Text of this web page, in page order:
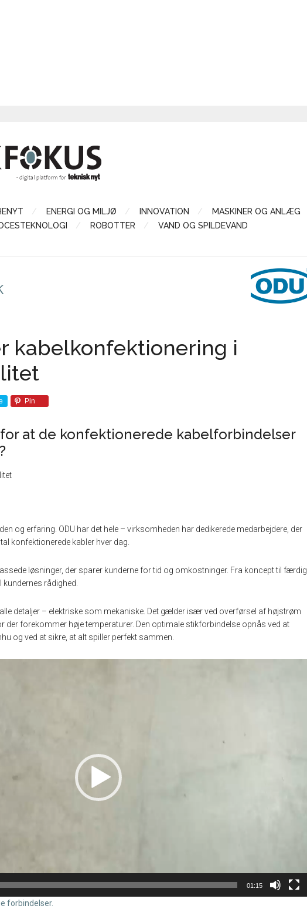
ENERGI OG MILJØ INNOVATION MASKINER OG ANLÆG
ROBOTTER VAND OG SPILDEVAND
kabelkonfektionering i
Pin
for at de konfektionerede kabelforbindelser
og erfaring. ODU har det hele – virksomheden har dedikerede medarbejdere, der
konfektionerede kabler hver dag.
løsninger, der sparer kunderne for tid og omkostninger. Fra koncept til færdig
rådighed.
detaljer – elektriske som mekaniske. Det gælder især ved overførsel af højstrøm
der forekommer høje temperaturer. Den optimale stikforbindelse opnås ved at
og ved at sikre, at alt spiller perfekt sammen.
01:15
forbindelser.